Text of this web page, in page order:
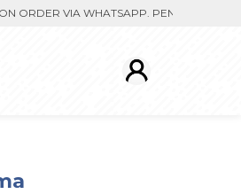
VIA WHATSAPP. PENGIRIMAN